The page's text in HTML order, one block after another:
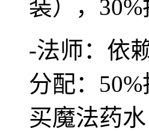
装），
-法师：依
分配：
买魔法药